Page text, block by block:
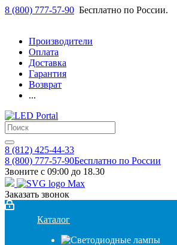
8 (800) 777-57-90 Бесплатно по России.
Производители
Оплата
Доставка
Гарантия
Возврат
...
8 (812) 425-44-33
8 (800) 777-57-90Бесплатно по России
Звоните с 09:00 до 18.30
Заказать звонок
Каталог